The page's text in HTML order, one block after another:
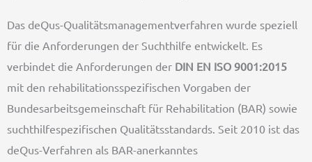
Das deQus-Qualitätsmanagementverfahren wurde speziell
für die Anforderungen der Suchthilfe entwickelt. Es
verbindet die Anforderungen der DIN EN ISO 9001:2015
mit den rehabilitationsspezifischen Vorgaben der
Bundesarbeitsgemeinschaft für Rehabilitation (BAR) sowie
suchthilfespezifischen Qualitätsstandards. Seit 2010 ist das
deQus-Verfahren als BAR-anerkanntes